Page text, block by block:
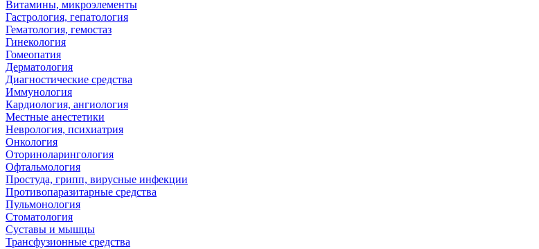
Витамины, микроэлементы
Гастрология, гепатология
Гематология, гемостаз
Гинекология
Гомеопатия
Дерматология
Диагностические средства
Иммунология
Кардиология, ангиология
Местные анестетики
Неврология, психиатрия
Онкология
Оториноларингология
Офтальмология
Простуда, грипп, вирусные инфекции
Противопаразитарные средства
Пульмонология
Стоматология
Суставы и мышцы
Трансфузионные средства